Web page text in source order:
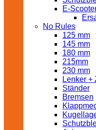
E-
No Rules
125 mm
145 mm
180 mm
215mm
230 mm
Lenker +
Ständer
Bremsen